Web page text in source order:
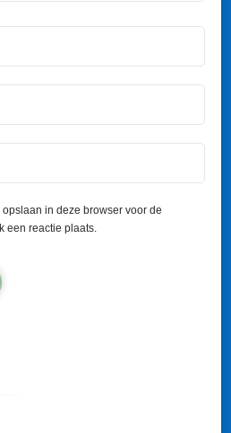
in deze browser voor de
een reactie plaats.